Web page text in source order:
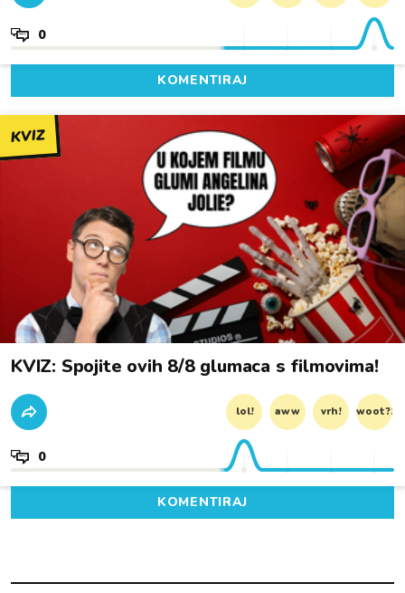
0
KOMENTIRAJ
KVIZ
KVIZ: Spojite ovih 8/8 glumaca s filmovima!
lol! aww vrh! woot?!
0
KOMENTIRAJ